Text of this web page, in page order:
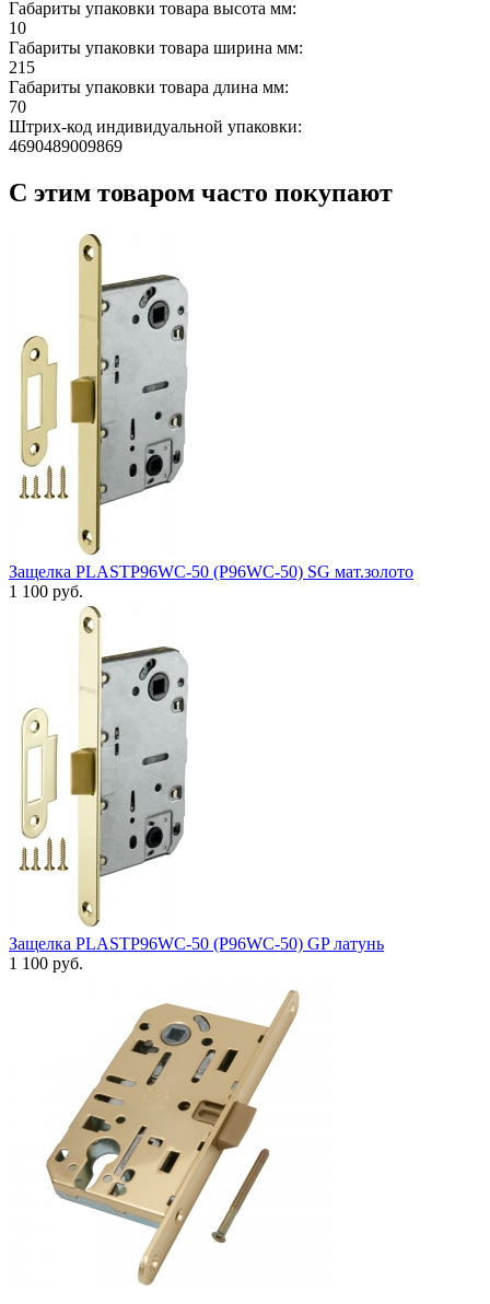
Габариты упаковки товара высота мм:
10
Габариты упаковки товара ширина мм:
215
Габариты упаковки товара длина мм:
70
Штрих-код индивидуальной упаковки:
4690489009869
С этим товаром часто покупают
Защелка PLASTP96WC-50 (P96WC-50) SG мат.золото
1 100 руб.
Защелка PLASTP96WC-50 (P96WC-50) GP латунь
1 100 руб.